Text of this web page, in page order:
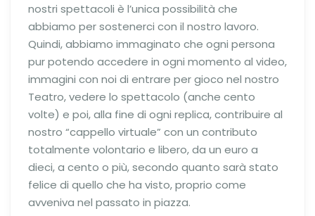
nostri spettacoli è l’unica possibilità che
abbiamo per sostenerci con il nostro lavoro.
Quindi, abbiamo immaginato che ogni persona
pur potendo accedere in ogni momento al video,
immagini con noi di entrare per gioco nel nostro
Teatro, vedere lo spettacolo (anche cento
volte) e poi, alla fine di ogni replica, contribuire al
nostro “cappello virtuale” con un contributo
totalmente volontario e libero, da un euro a
dieci, a cento o più, secondo quanto sarà stato
felice di quello che ha visto, proprio come
avveniva nel passato in piazza.